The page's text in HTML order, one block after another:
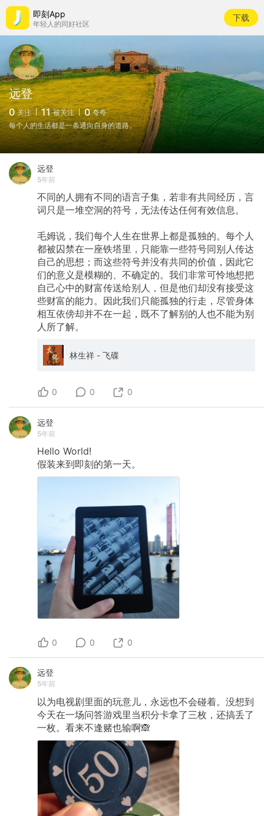
即刻App
年轻人的同好社区
下载
远登
0 关注 11 被关注 0 夸夸
每个人的生活都是一条通向自身的道路。
远登
5年前
不同的人拥有不同的语言子集，若非有共同经历，言
词只是一堆空洞的符号，无法传达任何有效信息。
毛姆说，我们每个人生在世界上都是孤独的。每个人
都被囚禁在一座铁塔里，只能靠一些符号同别人传达
自己的思想；而这些符号并没有共同的价值，因此它
们的意义是模糊的、不确定的。我们非常可怜地想把
自己心中的财富传送给别人，但是他们却没有接受这
些财富的能力。因此我们只能孤独的行走，尽管身体
相互依傍却并不在一起，既不了解别的人也不能为别
人所了解。
林生祥 - 飞碟
0 0 0
远登
5年前
Hello World!
假装来到即刻的第一天。
0 0 0
远登
5年前
以为电视剧里面的玩意儿，永远也不会碰着。没想到
今天在一场问答游戏里当积分卡拿了三枚，还搞丢了
一枚。看来不逢赌也输啊🙈